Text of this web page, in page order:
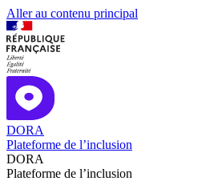
Aller au contenu principal
DORA
Plateforme de l’inclusion
DORA
Plateforme de l’inclusion